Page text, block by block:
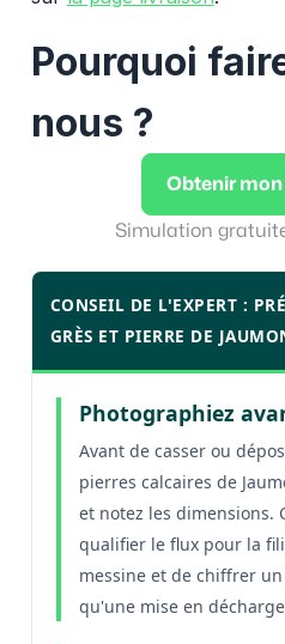
Pourquoi
nous ?
Obtenir mon
Simulation
CONSEIL DE L'EXPERT :
GRÈS ET PIERRE DE
Photographiez
Avant de casser ou
pierres calcaires de
et notez les dimensions.
qualifier le flux pour la
messine et de chiffrer
qu'une mise en